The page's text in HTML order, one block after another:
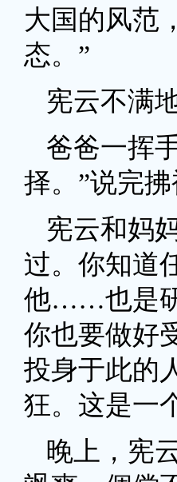
大国的风范
态。”
宪云不满
爸爸一挥
择。”说完拂
宪云和妈
过。你知道
他……也是研
你也要做好
投身于此的
狂。这是一
晚上，宪